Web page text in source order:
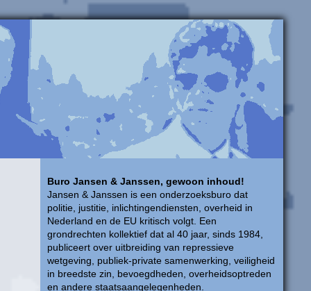
Buro Jansen & Janssen, gewoon inhoud!
Jansen & Janssen is een onderzoeksburo dat
politie, justitie, inlichtingendiensten, overheid in
Nederland en de EU kritisch volgt. Een
grondrechten kollektief dat al 40 jaar, sinds 1984,
publiceert over uitbreiding van repressieve
wetgeving, publiek-private samenwerking, veiligheid
in breedste zin, bevoegdheden, overheidsoptreden
en andere staatsaangelegenheden.